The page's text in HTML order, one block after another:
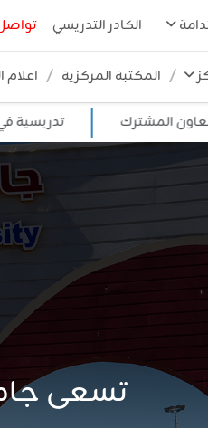
الكادر التدريسي
المكتبة المركزية اعلام
تدريسية في
أستحداث